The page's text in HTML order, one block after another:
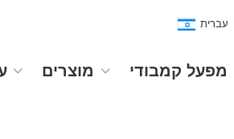
מוצרים מפעל קמבודי
עברית